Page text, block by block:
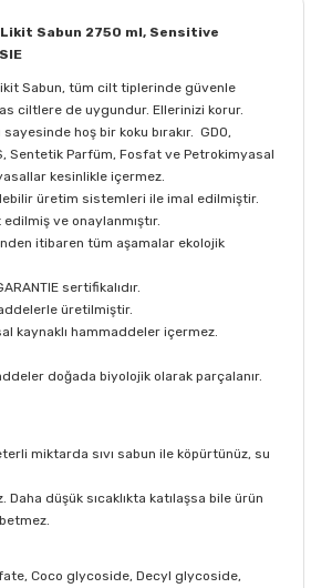
Sabun 2750 ml, Sensitive
Sabun, tüm cilt tiplerinde güvenle
ciltlere de uygundur. Ellerinizi korur.
hoş bir koku bırakır. GDO,
Sentetik Parfüm, Fosfat ve Petrokimyasal
kesinlikle içermez.
üretim sistemleri ile imal edilmiştir.
ve onaylanmıştır.
itibaren tüm aşamalar ekolojik
sertifikalıdır.
üretilmiştir.
kaynaklı hammaddeler içermez.
doğada biyolojik olarak parçalanır.
miktarda sıvı sabun ile köpürtünüz, su
Daha düşük sıcaklıkta katılaşsa bile ürün
Coco glycoside, Decyl glycoside,